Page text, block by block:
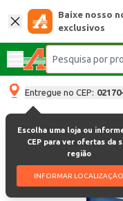
Baixe nosso
exclusivos
Entregue no CEP:
Escolha uma loja ou
CEP para ver ofertas da
região
INFORMAR LOCALIZAÇÃO